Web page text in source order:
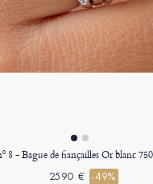
8 - Bague de fiançailles Or blanc
2590 € -49%